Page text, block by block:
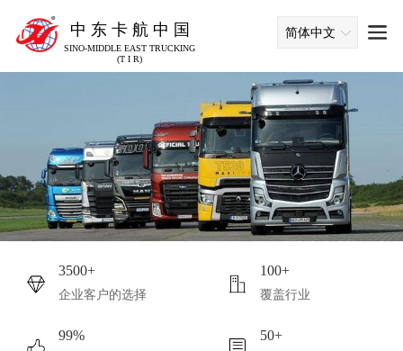
中 东 卡 航 中 国
SINO-MIDDLE EAST TRUCKING
(T I R)
简体中文
3500+
企业客户的选择
100+
覆盖行业
99% 50+